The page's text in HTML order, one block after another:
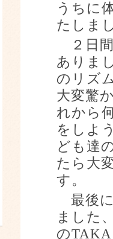
うちに
たしま
２日
ありま
のリズ
大変驚
れから
をしよ
ども達
たら大
す。
最後
ました
のTAKA